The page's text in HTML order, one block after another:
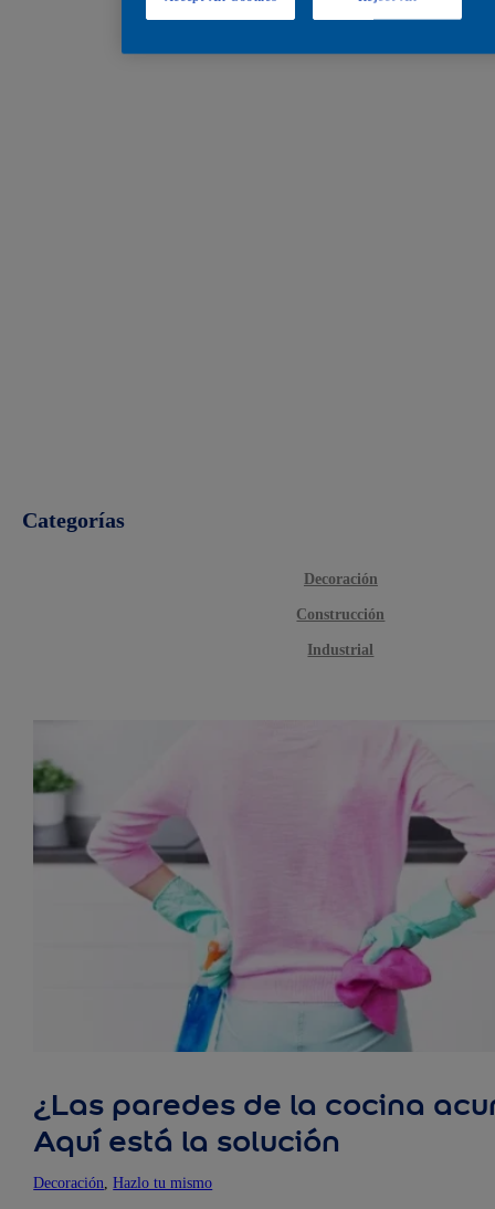
Categorías
Decoración
Construcción
Industrial
¿Las paredes de la cocina
Aquí está la solución
Decoración, Hazlo tu mismo